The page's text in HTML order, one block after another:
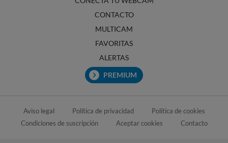
CONTACTO
MULTICAM
FAVORITAS
ALERTAS
PREMIUM
Aviso legal Política de privacidad
Política de cookies
Condiciones de suscripción
Aceptar cookies Contacto